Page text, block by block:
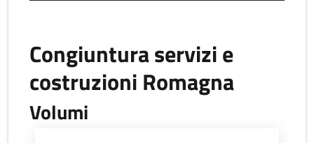
Congiuntura servizi e
costruzioni Romagna
Volumi